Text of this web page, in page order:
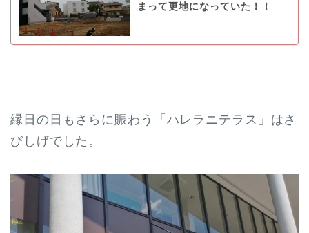
まって更地になっていた！！
縁日の日もさらに賑わう「ハレラニテラス」はさ
びしげでした。